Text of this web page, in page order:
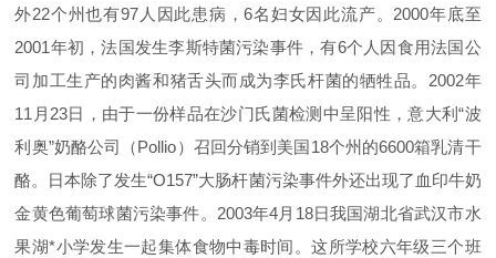
外22个州也有97 人因此患病，6名妇女因此流产。 2000年底至
2001年初，法国发生李斯特菌污染事件，有6个人因食用法国公
司加工生产的肉酱和猪舌头而成为李氏杆菌的牺牲品。 2002年
11 月 23日，由于一份样品在沙门氏菌检测中呈阳性，意大利“波
利奥”奶酪公司（Pollio）召回分销到美国18个州的6600箱乳清干
酪。日本除了发生“O157”大肠杆菌污染事件外还出现了血印牛奶
金黄色葡萄球菌污染事件。 2003年4月 18日我国湖北省武汉市水
果湖*小学发生一起集体食物中毒时间。这所学校六年级三个班